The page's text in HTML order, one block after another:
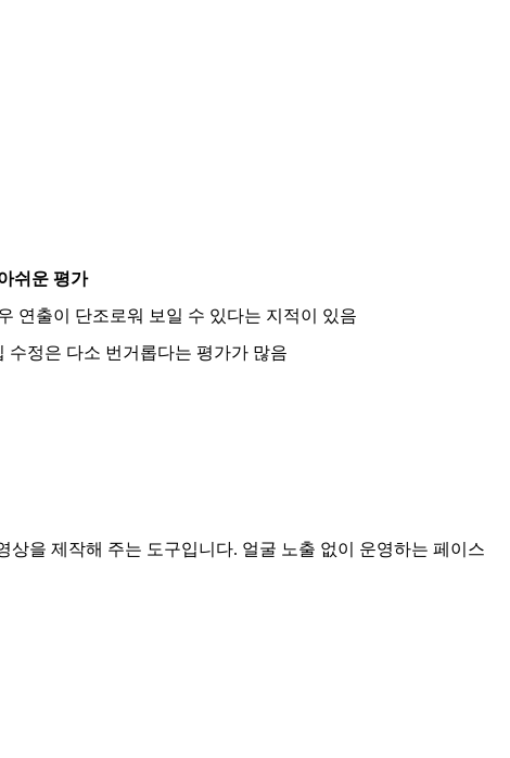
쉬운 평가
연출이 단조로워 보일 수 있다는 지적이 있음
수정은 다소 번거롭다는 평가가 많음
을 제작해 주는 도구입니다. 얼굴 노출 없이 운영하는 페이스